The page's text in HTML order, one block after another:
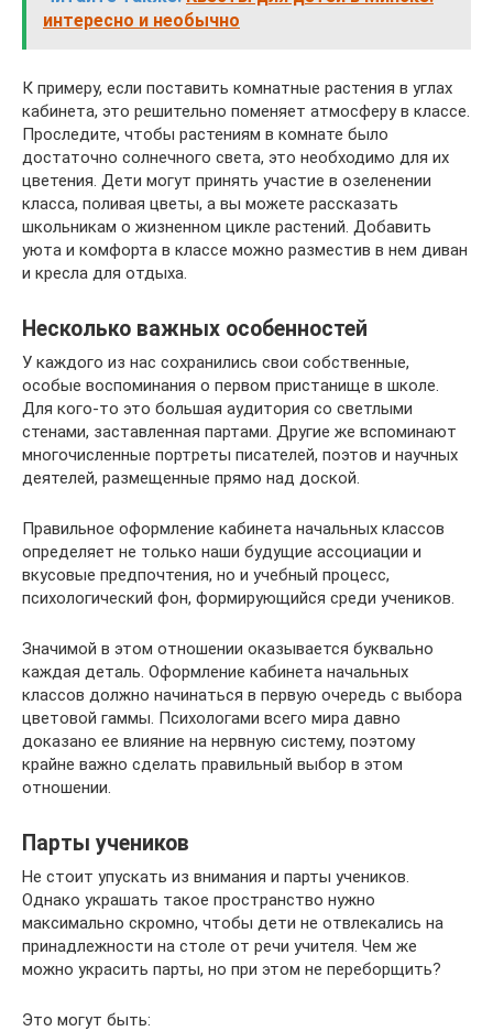
интересно и необычно
К примеру, если поставить комнатные растения в углах
кабинета, это решительно поменяет атмосферу в классе.
Проследите, чтобы растениям в комнате было
достаточно солнечного света, это необходимо для их
цветения. Дети могут принять участие в озеленении
класса, поливая цветы, а вы можете рассказать
школьникам о жизненном цикле растений. Добавить
уюта и комфорта в классе можно разместив в нем диван
и кресла для отдыха.
Несколько важных особенностей
У каждого из нас сохранились свои собственные,
особые воспоминания о первом пристанище в школе.
Для кого-то это большая аудитория со светлыми
стенами, заставленная партами. Другие же вспоминают
многочисленные портреты писателей, поэтов и научных
деятелей, размещенные прямо над доской.
Правильное оформление кабинета начальных классов
определяет не только наши будущие ассоциации и
вкусовые предпочтения, но и учебный процесс,
психологический фон, формирующийся среди учеников.
Значимой в этом отношении оказывается буквально
каждая деталь. Оформление кабинета начальных
классов должно начинаться в первую очередь с выбора
цветовой гаммы. Психологами всего мира давно
доказано ее влияние на нервную систему, поэтому
крайне важно сделать правильный выбор в этом
отношении.
Парты учеников
Не стоит упускать из внимания и парты учеников.
Однако украшать такое пространство нужно
максимально скромно, чтобы дети не отвлекались на
принадлежности на столе от речи учителя. Чем же
можно украсить парты, но при этом не переборщить?
Это могут быть: